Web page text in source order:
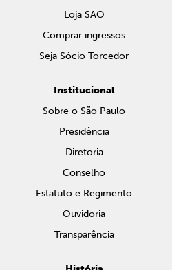
Loja SAO
Comprar ingressos
Seja Sócio Torcedor
Institucional
Sobre o São Paulo
Presidência
Diretoria
Conselho
Estatuto e Regimento
Ouvidoria
Transparência